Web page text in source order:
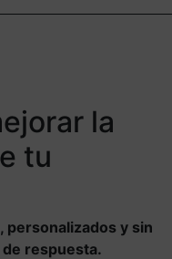
la
tu
personalizados y sin
respuesta.